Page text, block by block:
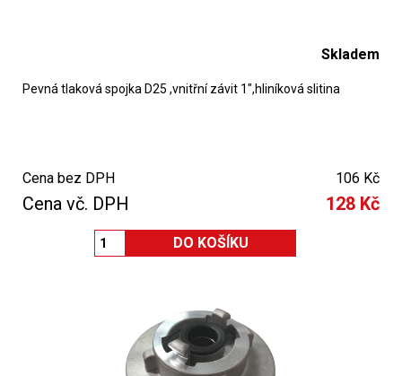
Skladem
Pevná tlaková spojka D25 ,vnitřní závit 1",hliníková slitina
Cena bez DPH 106 Kč
Cena vč. DPH 128 Kč